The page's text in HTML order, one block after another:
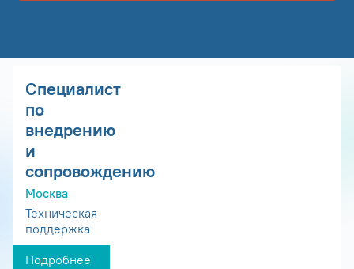
Специалист
по
внедрению
и
сопровождению
Москва
Техническая
поддержка
Подробнее